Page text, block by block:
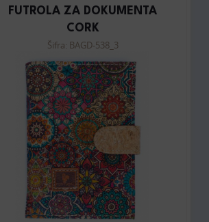
FUTROLA ZA DOKUMENTA
CORK
Šifra: BAGD-538_3